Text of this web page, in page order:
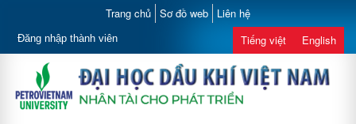
Trang chủ Sơ đồ web Liên hệ
Đăng nhập thành viên Tiếng việt English